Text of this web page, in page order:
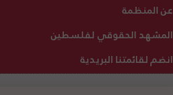
عن المنظمة
المشهد الحقوقي لفلسطين
انضم لقائمتنا البريدية